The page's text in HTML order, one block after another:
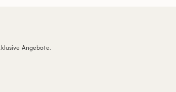
Angebote.